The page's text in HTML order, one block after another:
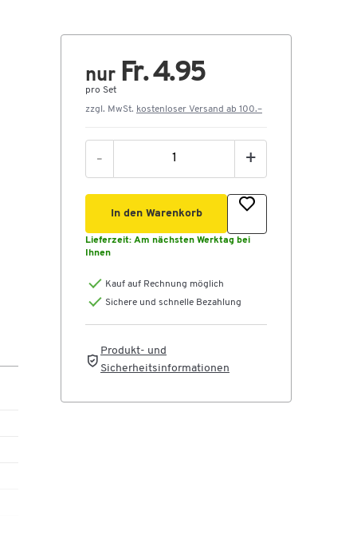
nur Fr. 4.95
pro Set
zzgl. MwSt. kostenloser Versand ab 100.–
- +
In den Warenkorb
Lieferzeit: Am nächsten Werktag bei
Ihnen
Kauf auf Rechnung möglich
Sichere und schnelle Bezahlung
Produkt- und
Sicherheitsinformationen